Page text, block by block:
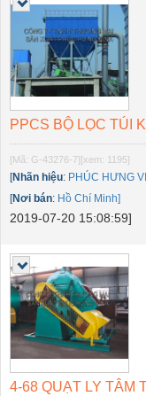
PPCS BỘ LỌC TÚI
[Mã: G-43276-7][xem: 1195]
[Nhãn hiệu: PHÚC HƯNG
[Nơi bán: Hồ Chí Minh]
2019-07-20 15:08:59]
4-68 QUẠT LY TÂM